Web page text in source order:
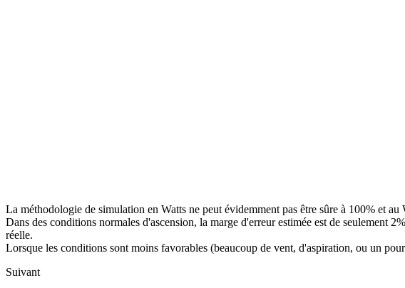
La méthodologie de simulation en Watts ne peut évidemment pas être sûre à 100% et au
Dans des conditions normales d'ascension, la marge d'erreur estimée est de seulement
réelle.
Lorsque les conditions sont moins favorables (beaucoup de vent, d'aspiration, ou un
Suivant